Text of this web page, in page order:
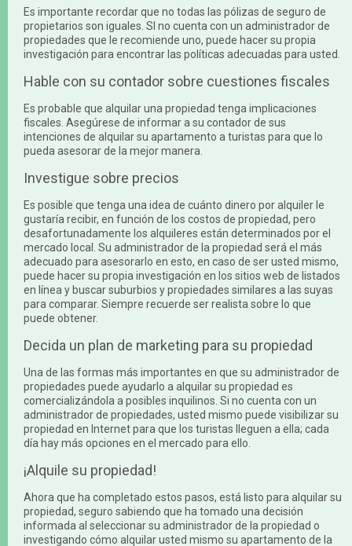
Es importante recordar que no todas las pólizas de seguro de
propietarios son iguales. SI no cuenta con un administrador de
propiedades que le recomiende uno, puede hacer su propia
investigación para encontrar las políticas adecuadas para usted.
Hable con su contador sobre cuestiones fiscales
Es probable que alquilar una propiedad tenga implicaciones
fiscales. Asegúrese de informar a su contador de sus
intenciones de alquilar su apartamento a turistas para que lo
pueda asesorar de la mejor manera.
Investigue sobre precios
Es posible que tenga una idea de cuánto dinero por alquiler le
gustaría recibir, en función de los costos de propiedad, pero
desafortunadamente los alquileres están determinados por el
mercado local. Su administrador de la propiedad será el más
adecuado para asesorarlo en esto, en caso de ser usted mismo,
puede hacer su propia investigación en los sitios web de listados
en línea y buscar suburbios y propiedades similares a las suyas
para comparar. Siempre recuerde ser realista sobre lo que
puede obtener.
Decida un plan de marketing para su propiedad
Una de las formas más importantes en que su administrador de
propiedades puede ayudarlo a alquilar su propiedad es
comercializándola a posibles inquilinos. Si no cuenta con un
administrador de propiedades, usted mismo puede visibilizar su
propiedad en Internet para que los turistas lleguen a ella; cada
día hay más opciones en el mercado para ello.
¡Alquile su propiedad!
Ahora que ha completado estos pasos, está listo para alquilar su
propiedad, seguro sabiendo que ha tomado una decisión
informada al seleccionar su administrador de la propiedad o
investigando cómo alquilar usted mismo su apartamento de la